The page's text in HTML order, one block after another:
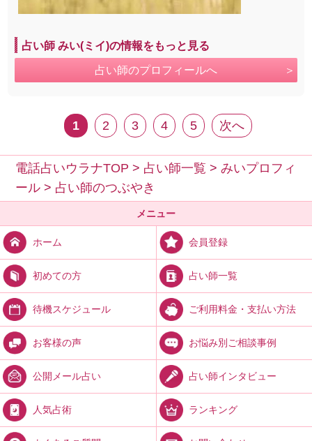
占い師 みい(ミイ)の情報をもっと見る
占い師のプロフィールへ
1 2 3 4 5 次へ
電話占いウラナTOP > 占い師一覧 >みいプロフィ
ール > 占い師のつぶやき
メニュー
ホーム 会員登録
初めての方 占い師一覧
待機スケジュール ご利用料金・支払い方法
お客様の声 お悩み別ご相談事例
公開メール占い 占い師インタビュー
人気占術 ランキング